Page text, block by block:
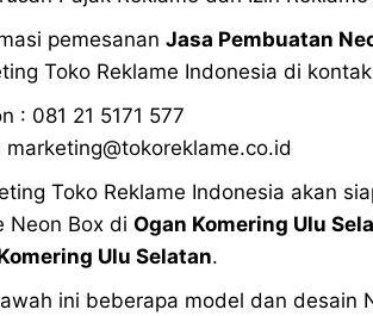
pemesanan Jasa Pembuatan
Toko Reklame Indonesia di
: 081 21 5171 577
marketing@tokoreklame.co.id
Toko Reklame Indonesia akan
Neon Box di Ogan Komering Ulu
Ulu Selatan.
ini beberapa model dan desain